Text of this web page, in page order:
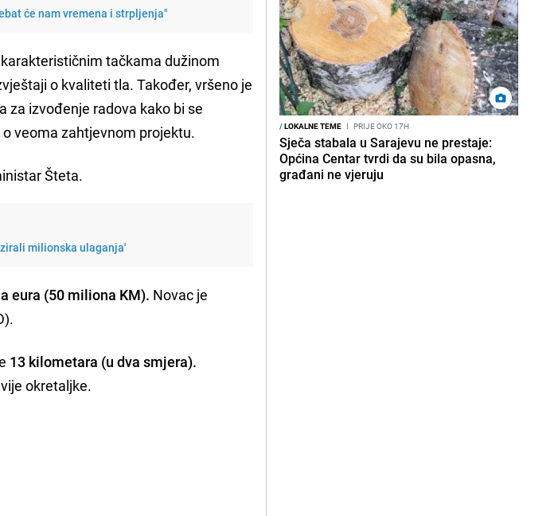
će nam vremena i strpljenja"
tačkama dužinom
o kvaliteti tla. Također, vršeno je
izvođenje radova kako bi se
veoma zahtjevnom projektu.
Šteta.
milionska ulaganja'
eura (50 miliona KM). Novac je
13 kilometara (u dva smjera).
okretaljke.
/LOKALNE TEME I PRIJE OKO 17H
Sječa stabala u Sarajevu ne prestaje:
Općina Centar tvrdi da su bila opasna,
građani ne vjeruju